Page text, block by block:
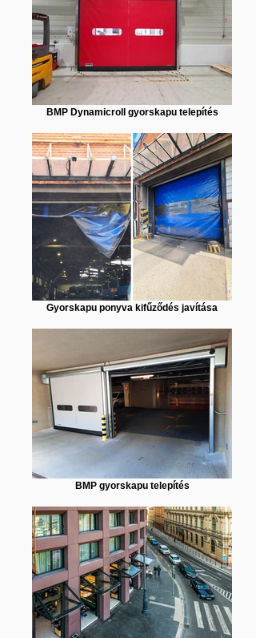
BMP Dynamicroll gyorskapu telepítés
Gyorskapu ponyva kifűződés javítása
BMP gyorskapu telepítés